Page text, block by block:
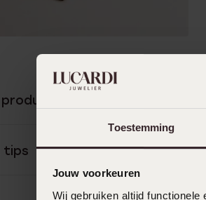
Toestemming
Jouw voorkeuren
Wij gebruiken altijd
tips